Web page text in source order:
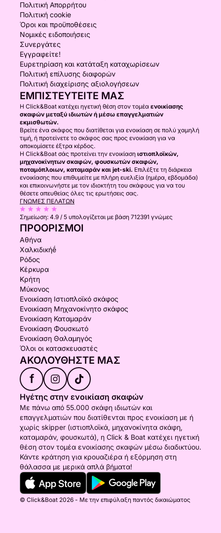
Πολιτική Απορρήτου
Πολιτική cookie
Όροι και προϋποθέσεις
Νομικές ειδοποιήσεις
Συνεργάτες
Εγγραφείτε!
Ευρετηρίαση και κατάταξη καταχωρίσεων
Πολιτική επίλυσης διαφορών
Πολιτική διαχείρισης αξιολογήσεων
ΕΜΠΙΣΤΕΥΤΕΊΤΕ ΜΑΣ
Η Click&Boat κατέχει ηγετική θέση στον τομέα ενοικίασης
σκαφών μεταξύ ιδιωτών ή μέσω επαγγελματιών
εκμισθωτών.
Βρείτε ένα σκάφος που διατίθεται για ενοικίαση σε πολύ χαμηλή
τιμή, ή προτείνετε το σκάφος σας προς ενοικίαση για να
αποκομίσετε έξτρα κέρδος.
Η Click&Boat σάς προτείνει την ενοικίαση ιστιοπλοϊκών,
μηχανοκίνητων σκαφών, φουσκωτών σκαφών,
ποταμόπλοιων, καταμαράν και jet-ski. Επιλέξτε τη διάρκεια
ενοικίασης που επιθυμείτε με πλήρη ευελιξία (ημέρα, εβδομάδα)
και επικοινωνήστε με τον ιδιοκτήτη του σκάφους για να του
θέσετε απευθείας όλες τις ερωτήσεις σας.
ΓΝΏΜΕΣ ΠΕΛΑΤΏΝ
Σημείωση: 4.9 / 5 υπολογίζεται με βάση 712391 γνώμες
ΠΡΟΟΡΙΣΜΟΊ
Αθήνα
Χαλκιδικήḗ
Ρόδος
Κέρκυρα
Κρήτη
Μύκονος
Ενοικίαση Ιστιοπλοϊκό σκάφος
Ενοικίαση Μηχανοκίνητο σκάφος
Ενοικίαση Καταμαράν
Ενοικίαση Φουσκωτό
Ενοικίαση Θαλαμηγός
Όλοι οι κατασκευαστές
ΑΚΟΛΟΥΘΉΣΤΕ ΜΑΣ
f
Ηγέτης στην ενοικίαση σκαφών
Με πάνω από 55.000 σκάφη ιδιωτών και
επαγγελματιών που διατίθενται προς ενοικίαση με ή
χωρίς skipper (ιστιοπλοϊκά, μηχανοκίνητα σκάφη,
καταμαράν, φουσκωτά), η Click & Boat κατέχει ηγετική
θέση στον τομέα ενοικίασης σκαφών μέσω διαδικτύου.
Κάντε κράτηση για κρουαζιέρα ή εξόρμηση στη
θάλασσα με μερικά απλά βήματα!
© Click&Boat 2026 - Με την επιφύλαξη παντός δικαιώματος